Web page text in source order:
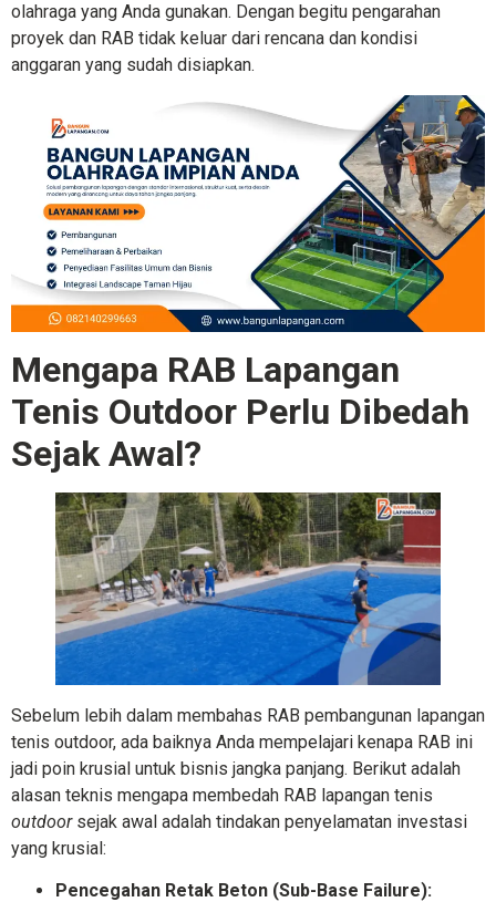
olahraga yang Anda gunakan. Dengan begitu pengarahan
proyek dan RAB tidak keluar dari rencana dan kondisi
anggaran yang sudah disiapkan.
Mengapa RAB Lapangan
Tenis Outdoor Perlu Dibedah
Sejak Awal?
Sebelum lebih dalam membahas RAB pembangunan lapangan
tenis outdoor, ada baiknya Anda mempelajari kenapa RAB ini
jadi poin krusial untuk bisnis jangka panjang. Berikut adalah
alasan teknis mengapa membedah RAB lapangan tenis
outdoorsejak awal adalah tindakan penyelamatan investasi
yang krusial:
Pencegahan Retak Beton (Sub-Base Failure):